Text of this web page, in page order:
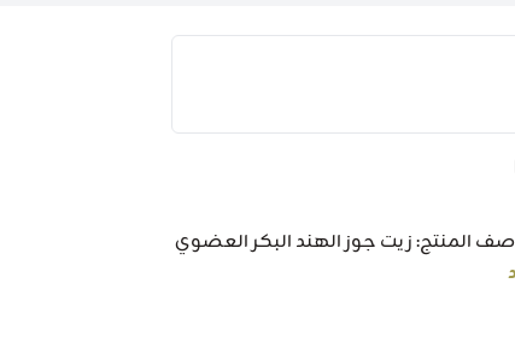
جوز الهند البكر العضوي زادنا 200 مل وصف المنتج: زيت جوز الهند البكر العضوي